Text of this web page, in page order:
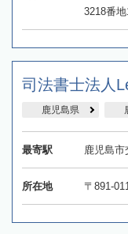
3218番地
司法書士法人
鹿児島県
最寄駅 鹿児島
所在地 〒891-